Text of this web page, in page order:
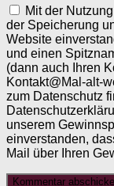
Mit der
der Speicherung
Website
und einen
(dann auch Ihren
Kontakt@Mal-alt-
zum Datenschutz
unserem
einverstanden,
Mail über Ihren